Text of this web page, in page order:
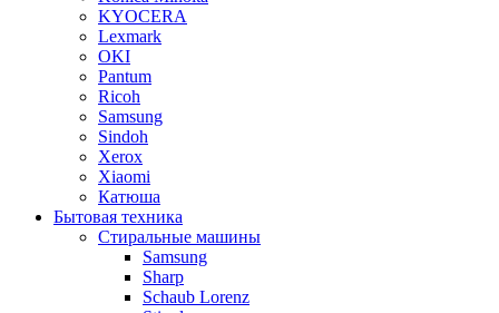
KYOCERA
Lexmark
OKI
Pantum
Ricoh
Samsung
Sindoh
Xerox
Xiaomi
Катюша
Бытовая техника
Стиральные машины
Samsung
Sharp
Schaub Lorenz